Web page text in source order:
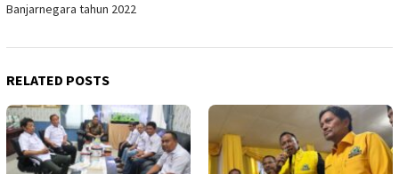
Banjarnegara tahun 2022
RELATED POSTS